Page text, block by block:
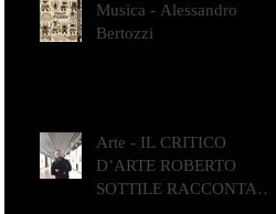
Musica - Alessandro
Bertozzi
Arte - IL CRITICO
D’ARTE ROBERTO
SOTTILE RACCONTA